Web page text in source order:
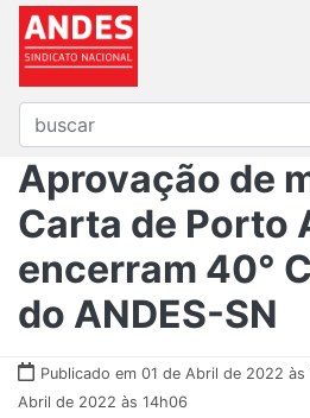
Aprovação de
Carta de Porto
encerram 40°
do ANDES-SN
Publicado em 01 de Abril de 2022 às
Abril de 2022 às 14h06